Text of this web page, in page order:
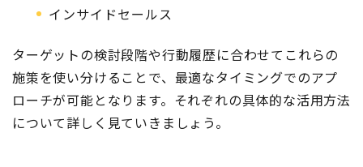
インサイドセールス
ターゲットの検討段階や行動履歴に合わせてこれらの
施策を使い分けることで、最適なタイミングでのアプ
ローチが可能となります。それぞれの具体的な活用方法
について詳しく見ていきましょう。